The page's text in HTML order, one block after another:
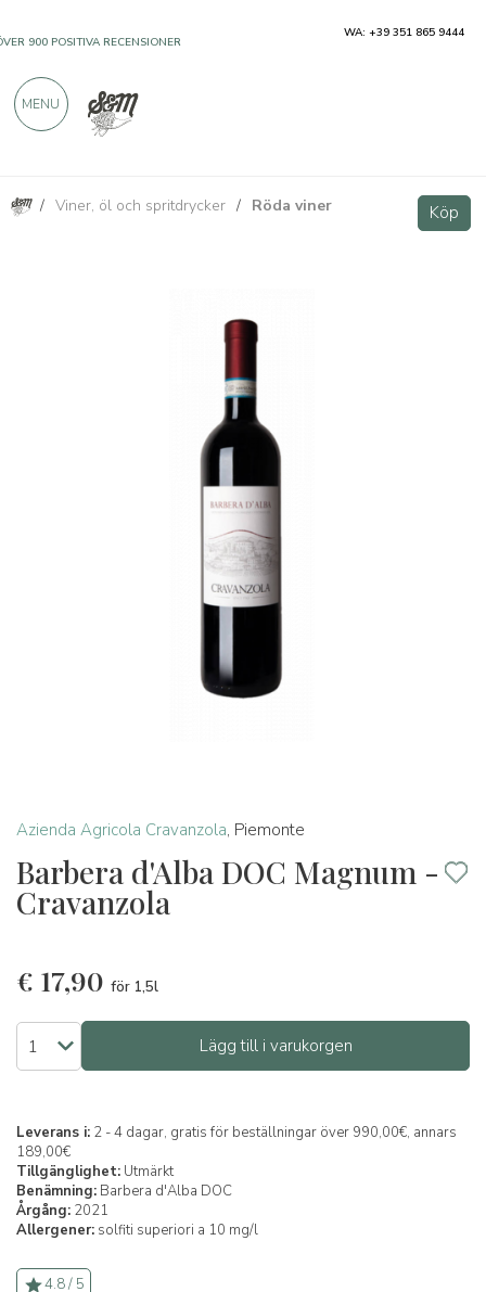
/ Viner, öl och spritdrycker / Röda viner Köp
Azienda Agricola Cravanzola, Piemonte
Barbera d'Alba DOC Magnum -
Cravanzola
€ 17,90 för 1,5l
Lägg till i varukorgen
Leverans i: 2 - 4 dagar, gratis för beställningar över 990,00€, annars
189,00€
Tillgänglighet: Utmärkt
Benämning: Barbera d'Alba DOC
Årgång: 2021
Allergener: solfiti superiori a 10 mg/l
4.8 / 5
Barbera d'Alba DOC Magnum - Cravanzola Köp
900 POSITIVA RECENSIONER WA: +39 351 865 9444
MENU